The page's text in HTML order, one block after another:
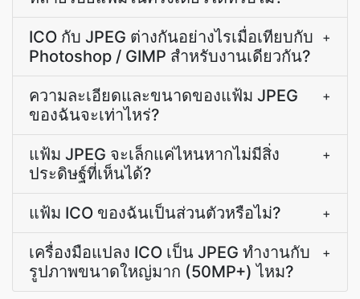
ICO กับ JPEG ต่างกันอย่างไรเมื่อเทียบกับ
Photoshop / GIMP สำหรับงานเดียวกัน?
+
ความละเอียดและขนาดของแฟ้ม JPEG
ของฉันจะเท่าไหร่?
+
แฟ้ม JPEG จะเล็กแค่ไหนหากไม่มีสิ่ง
ประดิษฐ์ที่เห็นได้?
+
แฟ้ม ICO ของฉันเป็นส่วนตัวหรือไม่? +
เครื่องมือแปลง ICO เป็น JPEG ทำงานกับ
รูปภาพขนาดใหญ่มาก (50MP+) ไหม?
+